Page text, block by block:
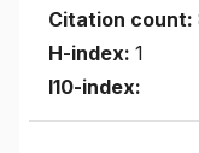
Citation count:
H-index: 1
I10-index: